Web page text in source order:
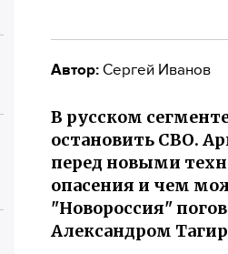
Автор: Сергей Иванов
В русском
остановить СВО.
перед новыми
опасения и чем
"Новороссия"
Александром